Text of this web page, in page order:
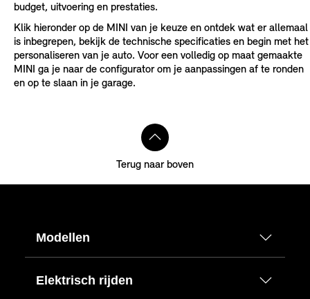
budget, uitvoering en prestaties.
Klik hieronder op de MINI van je keuze en ontdek wat er allemaal
is inbegrepen, bekijk de technische specificaties en begin met het
personaliseren van je auto. Voor een volledig op maat gemaakte
MINI ga je naar de configurator om je aanpassingen af te ronden
en op te slaan in je garage.
Terug naar boven
Modellen
Elektrisch rijden